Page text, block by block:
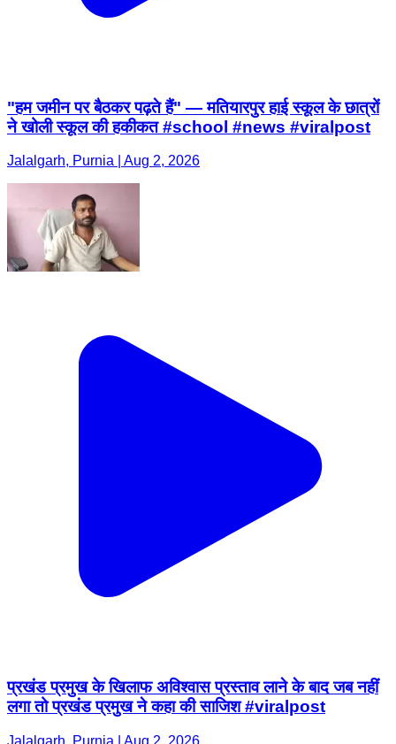
"हम जमीन पर बैठकर पढ़ते हैं" — मतियारपुर हाई स्कूल के छात्रों
ने खोली स्कूल की हकीकत #school #news #viralpost
Jalalgarh, Purnia | Aug 2, 2026
प्रखंड प्रमुख के खिलाफ अविश्वास प्रस्ताव लाने के बाद जब नहीं
लगा तो प्रखंड प्रमुख ने कहा की साजिश #viralpost
Jalalgarh, Purnia | Aug 2, 2026